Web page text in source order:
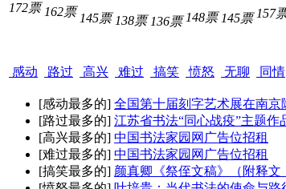
172票
感动
162票
路过
145票
高兴
138票
难过
136票
搞笑
148票
愤怒
145票
无聊
157
同情
[感动最多的] 全国第十届刻字艺术展在南京
[路过最多的] 江苏省书法“同心战疫”主题作
[高兴最多的] 中国书法家园网广告位招租
[难过最多的] 中国书法家园网广告位招租
[搞笑最多的] 颜真卿《祭侄文稿》（附释文